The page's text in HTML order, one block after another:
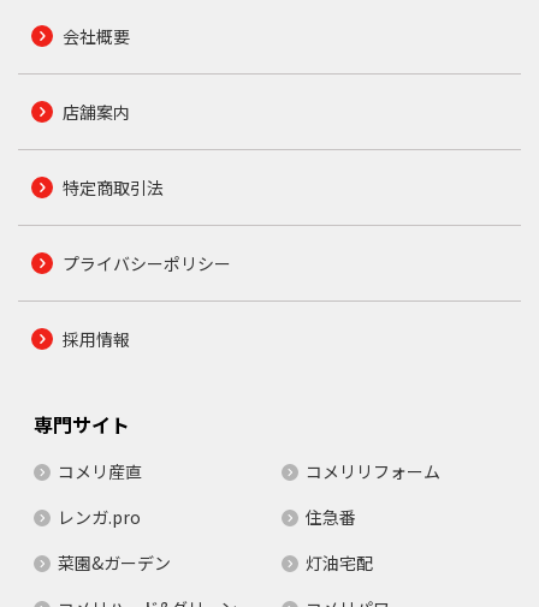
会社概要
店舗案内
特定商取引法
プライバシーポリシー
採用情報
専門サイト
コメリ産直
コメリリフォーム
レンガ.pro
住急番
菜園&ガーデン
灯油宅配